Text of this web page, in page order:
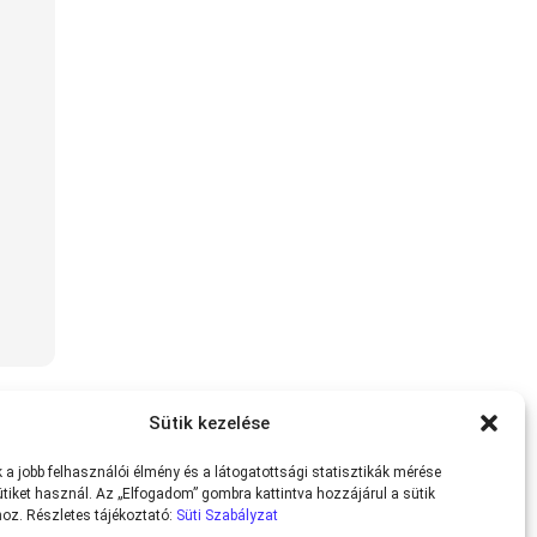
Sütik kezelése
a jobb felhasználói élmény és a látogatottsági statisztikák mérése
használ. Az „Elfogadom” gombra kattintva hozzájárul a sütik
Részletes tájékoztató: Süti Szabályzat